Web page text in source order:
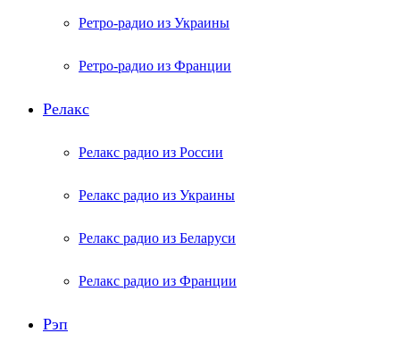
Ретро-радио из Украины
Ретро-радио из Франции
Релакс
Релакс радио из России
Релакс радио из Украины
Релакс радио из Беларуси
Релакс радио из Франции
Рэп